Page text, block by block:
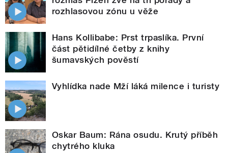
rozhlasovou zónu u věže
Hans Kollibabe: Prst trpaslíka. První
část pětidílné četby z knihy
šumavských pověstí
Vyhlídka nade Mží láká milence i turisty
Oskar Baum: Rána osudu. Krutý příběh
chytrého kluka